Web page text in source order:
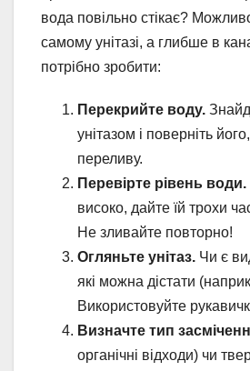
вода повільно стікає?
самому унітазі, а глибше в
потрібно зробити:
Перекрийте воду.
унітазом і поверніть
переливу.
Перевірте рівень води.
високо, дайте їй трохи
Не зливайте повторно!
Огляньте унітаз. Чи є
які можна дістати
Використовуйте
Визначте тип
органічні відходи) чи